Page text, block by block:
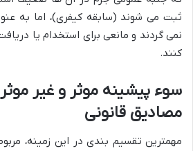
ثبت می شوند (سابقه کیفری)، اما به
نمی گردند و مانعی برای استخدام یا
کنند.
سوء پیشینه موثر و غیر
مصادیق قانونی
مهمترین تقسیم بندی در این زمینه،